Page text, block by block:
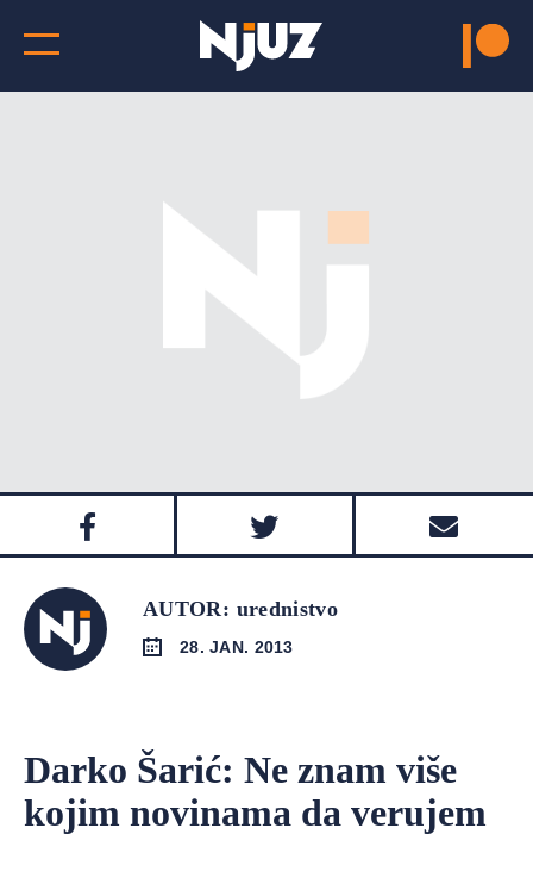
AUTOR: urednistvo
28. JAN. 2013
Darko Šarić: Ne znam više
kojim novinama da verujem